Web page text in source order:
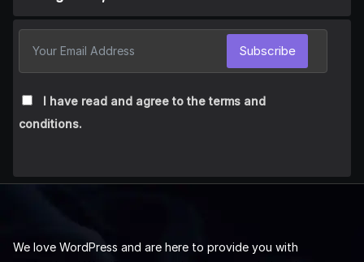
I have read and agree to the terms and
conditions.
Subscribe
We love WordPress and are here to provide you with